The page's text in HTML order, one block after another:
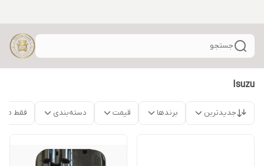
جستجو
Isuzu
جدیدترین برندها قیمت دسته‌بندی فقط